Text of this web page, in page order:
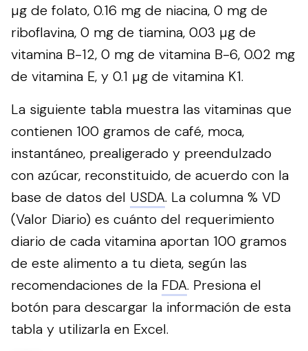
µg de folato, 0.16 mg de niacina, 0 mg de
riboflavina, 0 mg de tiamina, 0.03 µg de
vitamina B-12, 0 mg de vitamina B-6, 0.02 mg
de vitamina E, y 0.1 µg de vitamina K1.
La siguiente tabla muestra las vitaminas que
contienen 100 gramos de café, moca,
instantáneo, prealigerado y preendulzado
con azúcar, reconstituido, de acuerdo con la
base de datos del USDA. La columna % VD
(Valor Diario) es cuánto del requerimiento
diario de cada vitamina aportan 100 gramos
de este alimento a tu dieta, según las
recomendaciones de la FDA. Presiona el
botón para descargar la información de esta
tabla y utilizarla en Excel.